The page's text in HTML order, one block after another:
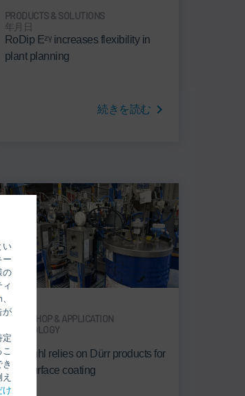
い
ー
の
が
定
け
PRODUCTS & SOLUTIONS
年月日
RoDip Eᶻᵞ increases flexibility in
plant planning
続きを読む
PAINT SHOP & APPLICATION
TECHNOLOGY
年月日
Interstuhl relies on Dürr products for
seat surface coating